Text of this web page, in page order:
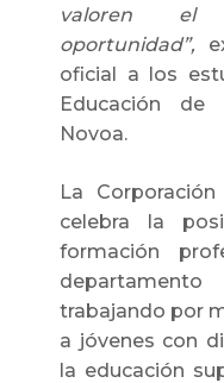
valoren
oportunidad”,
oficial a los
Educación de
Novoa.
La
celebra la
formación
trabajando por
a jóvenes con
la educación